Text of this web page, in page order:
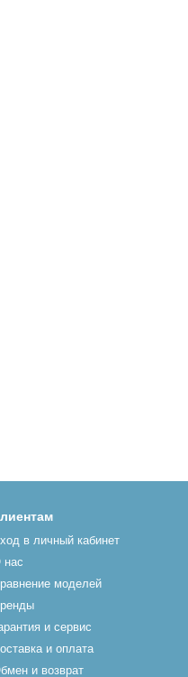
в личный кабинет
нас
моделей
и сервис
и оплата
и возврат